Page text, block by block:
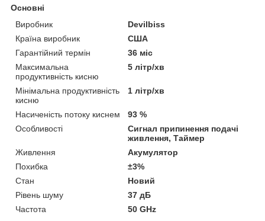
Основні
Виробник
Devilbiss
Країна виробник
США
Гарантійний термін
36 міс
Максимальна
продуктивність кисню
5 літр/хв
Мінімальна продуктивність
кисню
1 літр/хв
Насиченість потоку киснем
93 %
Особливості
Сигнал припинення подачі
живлення, Таймер
Живлення
Акумулятор
Похибка
±3%
Стан
Новий
Рівень шуму
37 дБ
Частота
50 GHz